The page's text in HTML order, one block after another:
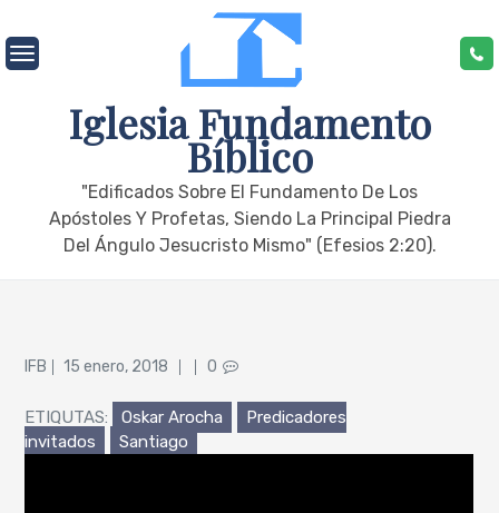
to
content
Iglesia Fundamento
Bíblico
"edificados Sobre El Fundamento De Los
Apóstoles Y Profetas, Siendo La Principal Piedra
Del Ángulo Jesucristo Mismo" (Efesios 2:20).
IFB
Posted
15 enero, 2018 0
ETIQUTAS: Oskar Arocha
Predicadores
invitados
Santiago